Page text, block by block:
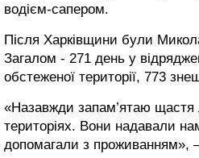
водієм-сапером.
Після Харківщини були
Загалом - 271 день у
обстеженої території, 773
«Назавжди запам’ятаю
територіях. Вони надавали
допомагали з